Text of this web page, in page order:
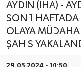
AYDIN (İHA) -
SON 1
OLAYA
ŞAHIS
SAĞLIK
EĞİTİM
Son Dakika
Haber Arşivi